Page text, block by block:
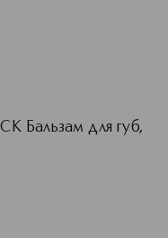
Бальзам для губ,